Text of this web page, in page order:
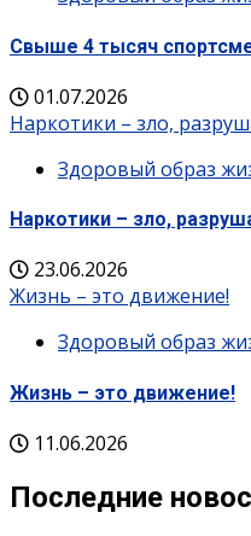
Свыше 4 тысяч
01.07.2026
Наркотики – зло,
Здоровый образ
Наркотики – зло,
23.06.2026
Жизнь – это движение!
Здоровый образ
Жизнь – это движение!
11.06.2026
Последние